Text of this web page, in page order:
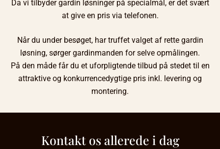
Da vi tilbyder gardin løsninger på specialmål, er det svært
at give en pris via telefonen.
Når du under besøget, har truffet valget af rette gardin
løsning, sørger gardinmanden for selve opmålingen.
På den måde får du et uforpligtende tilbud på stedet til en
attraktive og konkurrencedygtige pris inkl. levering og
montering.
Kontakt os allerede i dag